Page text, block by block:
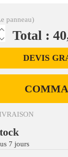
panneau)
Total :
DEVIS
7 jours